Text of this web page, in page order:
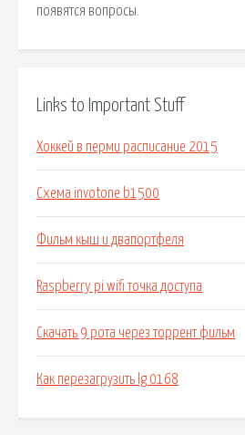
появятся вопросы.
Links to Important Stuff
Хоккей в перми расписание 2015
Схема invotone b1500
Фильм кыш и двапортфеля
Raspberry pi wifi точка доступа
Скачать 9 рота через торрент фильм
Как перезагрузить lg 0168